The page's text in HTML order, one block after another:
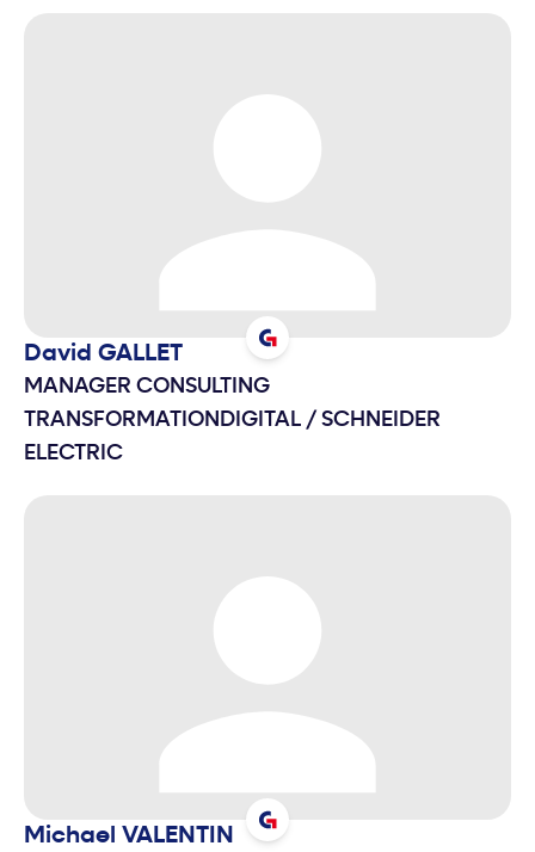
David GALLET
MANAGER CONSULTING
TRANSFORMATIONDIGITAL / SCHNEIDER
ELECTRIC
Michael VALENTIN